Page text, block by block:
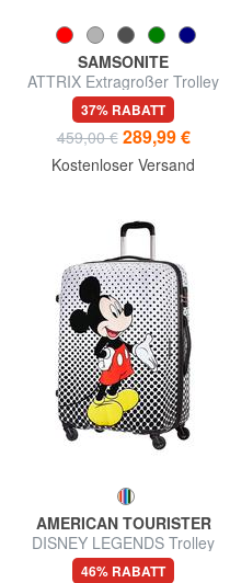
SAMSONITE
ATTRIX Extragroßer Trolley
37% RABATT
459,00 € 289,99 €
Kostenloser Versand
AMERICAN TOURISTER
DISNEY LEGENDS Trolley
mittlerer Größe
46% RABATT